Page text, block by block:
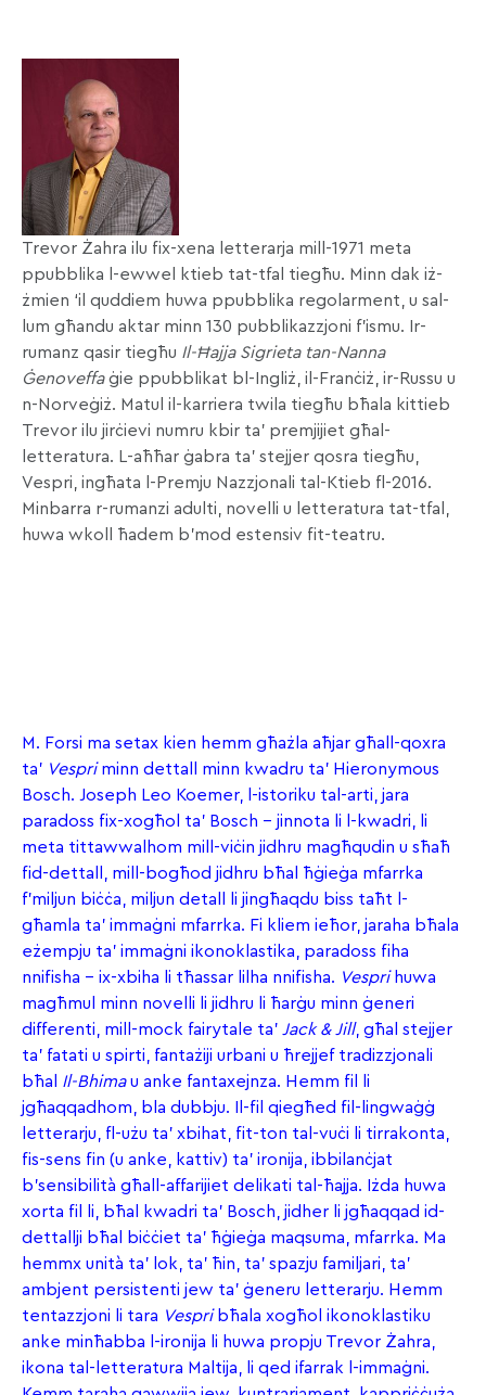
Trevor Żahra ilu fix-xena letterarja mill-1971 meta
ppubblika l-ewwel ktieb tat-tfal tiegħu. Minn dak iż-
żmien ‘il quddiem huwa ppubblika regolarment, u sal-
lum għandu aktar minn 130 pubblikazzjoni f’ismu. Ir-
rumanz qasir tiegħu Il-Ħajja Sigrieta tan-Nanna
Ġenoveffaġie ppubblikat bl-Ingliż, il-Franċiż, ir-Russu u
n-Norveġiż. Matul il-karriera twila tiegħu bħala kittieb
Trevor ilu jirċievi numru kbir ta’ premjijiet għal-
letteratura. L-aħħar ġabra ta’ stejjer qosra tiegħu,
Vespri, ingħata l-Premju Nazzjonali tal-Ktieb fl-2016.
Minbarra r-rumanzi adulti, novelli u letteratura tat-tfal,
huwa wkoll ħadem b’mod estensiv fit-teatru.
M. Forsi ma setax kien hemm għażla aħjar għall-qoxra
ta’ Vespriminn dettall minn kwadru ta’ Hieronymous
Bosch. Joseph Leo Koemer, l-istoriku tal-arti, jara
paradoss fix-xogħol ta’ Bosch – jinnota li l-kwadri, li
meta tittawwalhom mill-viċin jidhru magħqudin u sħaħ
fid-dettall, mill-bogħod jidhru bħal ħġieġa mfarrka
f’miljun biċċa, miljun detall li jingħaqdu biss taħt l-
għamla ta’ immaġni mfarrka. Fi kliem ieħor, jaraha bħala
eżempju ta’ immaġni ikonoklastika, paradoss fiha
nnifisha – ix-xbiha li tħassar lilha nnifisha. Vesprihuwa
magħmul minn novelli li jidhru li ħarġu minn ġeneri
differenti, mill-mock fairytale ta’ Jack & Jill, għal stejjer
ta’ fatati u spirti, fantażiji urbani u ħrejjef tradizzjonali
bħal Il-Bhimau anke fantaxejnza. Hemm fil li
jgħaqqadhom, bla dubbju. Il-fil qiegħed fil-lingwaġġ
letterarju, fl-użu ta’ xbihat, fit-ton tal-vuċi li tirrakonta,
fis-sens fin (u anke, kattiv) ta’ ironija, ibbilanċjat
b’sensibilità għall-affarijiet delikati tal-ħajja. Iżda huwa
xorta fil li, bħal kwadri ta’ Bosch, jidher li jgħaqqad id-
dettallji bħal biċċiet ta’ ħġieġa maqsuma, mfarrka. Ma
hemmx unità ta’ lok, ta’ ħin, ta’ spazju familjari, ta’
ambjent persistenti jew ta’ ġeneru letterarju. Hemm
tentazzjoni li tara Vespri bħala xogħol ikonoklastiku
anke minħabba l-ironija li huwa propju Trevor Żahra,
ikona tal-letteratura Maltija, li qed ifarrak l-immaġni.